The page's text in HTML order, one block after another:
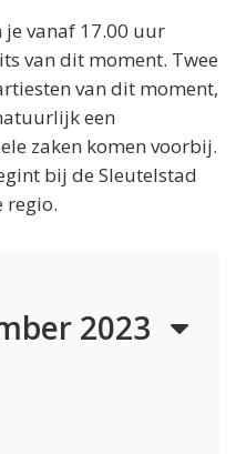
vanaf 17.00 uur
van dit moment. Twee
van dit moment,
een
zaken komen voorbij.
bij de Sleutelstad
regio.
2023